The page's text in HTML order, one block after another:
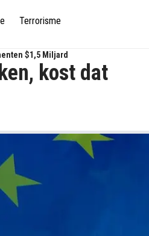
Terrorisme
$1,5 Miljard
kost dat